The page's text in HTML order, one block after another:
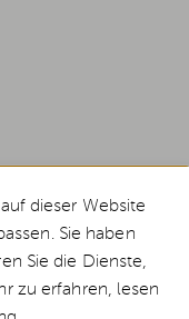
Weber Spezialist
und zzgl.
dieser Website
Sie haben
Sie die Dienste,
zu erfahren, lesen